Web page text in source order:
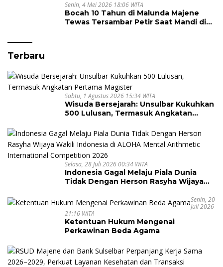
Senin, 4 Mei 2026 18:06 WITA
Bocah 10 Tahun di Malunda Majene
Tewas Tersambar Petir Saat Mandi di
Terbaru
Sabtu, 1 Agustus 2026 15:34 WITA
Wisuda Bersejarah: Unsulbar Kukuhkan
500 Lulusan, Termasuk Angkatan
Selasa, 28 Juli 2026 00:34 WITA
Indonesia Gagal Melaju Piala Dunia
Tidak Dengan Herson Rasyha Wijaya
Arithmetic International Competition
2026
Senin, 20
Juli 2026
21:16 WITA
Ketentuan Hukum Mengenai
Perkawinan Beda Agama